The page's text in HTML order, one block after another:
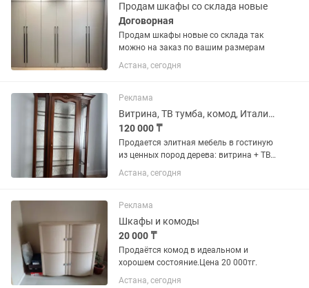
Продам шкафы со склада новые
Договорная
Продам шкафы новые со склада так
можно на заказ по вашим размерам
Астана, сегодня
Реклама
Витрина, ТВ тумба, комод, Италия.
120 000 ₸
Продается элитная мебель в гостиную
из ценных пород дерева: витрина + ТВ
тумба + комод. Производство Cavio
Casa, Италия. Примерные цены можете
2млн.тенге, витрина 1.5...
Астана, сегодня
Реклама
Шкафы и комоды
20 000 ₸
Продаётся комод в идеальном и
хорошем состояние.Цена 20 000тг.
Астана, сегодня